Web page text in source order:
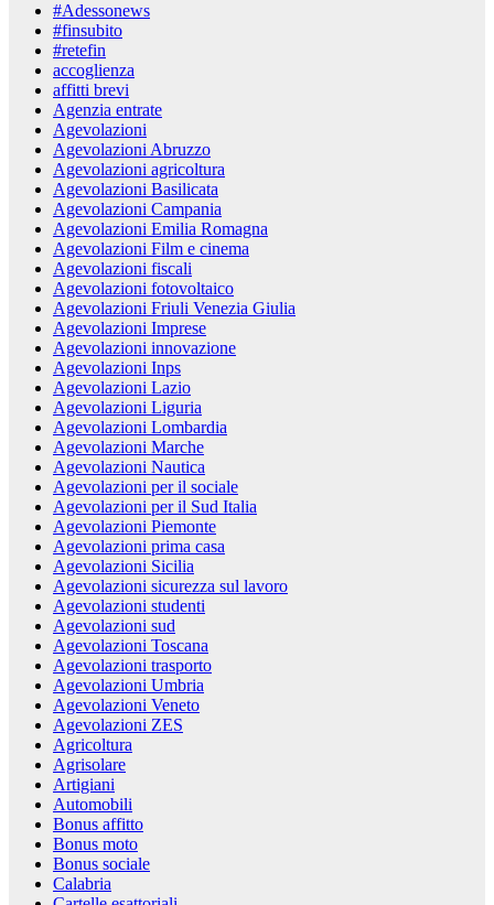
#Adessonews
#finsubito
#retefin
accoglienza
affitti brevi
Agenzia entrate
Agevolazioni
Agevolazioni Abruzzo
Agevolazioni agricoltura
Agevolazioni Basilicata
Agevolazioni Campania
Agevolazioni Emilia Romagna
Agevolazioni Film e cinema
Agevolazioni fiscali
Agevolazioni fotovoltaico
Agevolazioni Friuli Venezia Giulia
Agevolazioni Imprese
Agevolazioni innovazione
Agevolazioni Inps
Agevolazioni Lazio
Agevolazioni Liguria
Agevolazioni Lombardia
Agevolazioni Marche
Agevolazioni Nautica
Agevolazioni per il sociale
Agevolazioni per il Sud Italia
Agevolazioni Piemonte
Agevolazioni prima casa
Agevolazioni Sicilia
Agevolazioni sicurezza sul lavoro
Agevolazioni studenti
Agevolazioni sud
Agevolazioni Toscana
Agevolazioni trasporto
Agevolazioni Umbria
Agevolazioni Veneto
Agevolazioni ZES
Agricoltura
Agrisolare
Artigiani
Automobili
Bonus affitto
Bonus moto
Bonus sociale
Calabria